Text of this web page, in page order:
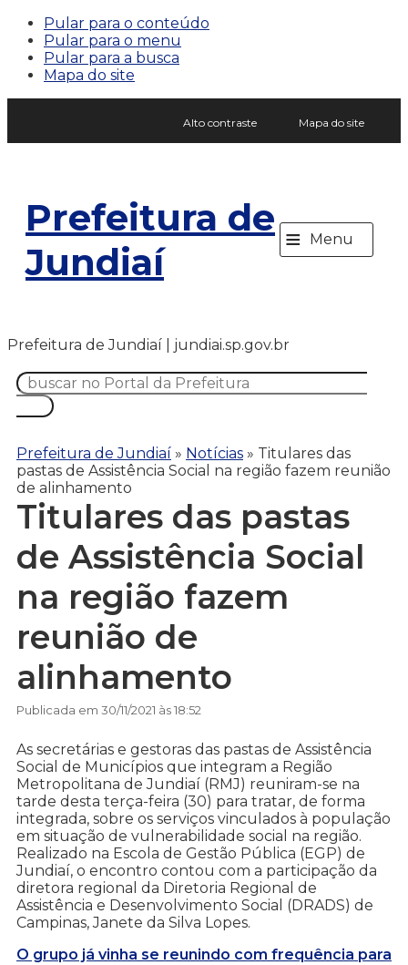
Pular para o conteúdo
Pular para o menu
Pular para a busca
Mapa do site
Alto contraste Mapa do site
Prefeitura de
Jundiaí
≡ Menu
Prefeitura de Jundiaí | jundiai.sp.gov.br
Prefeitura de Jundiaí » Notícias » Titulares das
pastas de Assistência Social na região fazem reunião
de alinhamento
Titulares das pastas
de Assistência Social
na região fazem
reunião de
alinhamento
Publicada em 30/11/2021 às 18:52
As secretárias e gestoras das pastas de Assistência
Social de Municípios que integram a Região
Metropolitana de Jundiaí (RMJ) reuniram-se na
tarde desta terça-feira (30) para tratar, de forma
integrada, sobre os serviços vinculados à população
em situação de vulnerabilidade social na região.
Realizado na Escola de Gestão Pública (EGP) de
Jundiaí, o encontro contou com a participação da
diretora regional da Diretoria Regional de
Assistência e Desenvolvimento Social (DRADS) de
Campinas, Janete da Silva Lopes.
O grupo já vinha se reunindo com frequência para